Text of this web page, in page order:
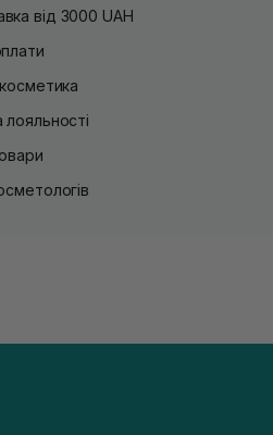
від 3000 UAH